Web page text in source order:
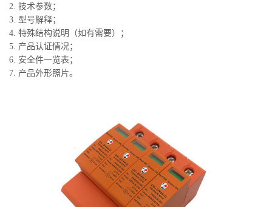
2. 技术参数；
3. 型号解释；
4. 特殊结构说明（如有需要）；
5. 产品认证情况；
6. 安全件一览表；
7. 产品外形照片。